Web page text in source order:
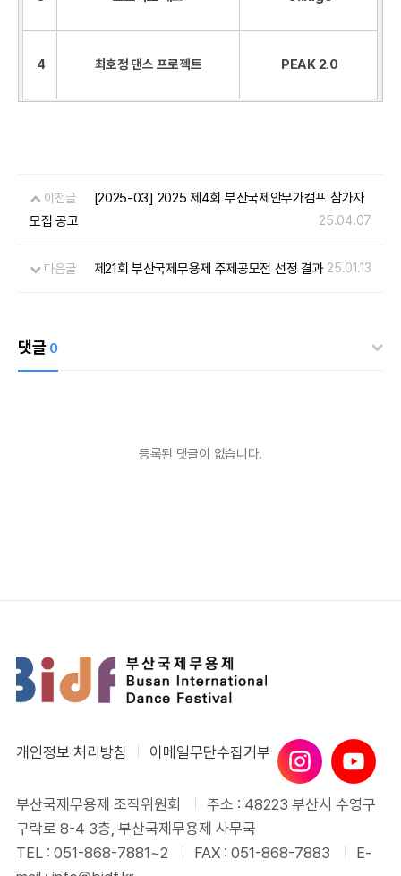
4 최호정 댄스 프로젝트 PEAK 2.0
이전글
[2025-03] 2025 제4회 부산국제안무가캠프 참가자
모집 공고
25.04.07
다음글 제21회 부산국제무용제 주제공모전 선정 결과 25.01.13
댓글 0
등록된 댓글이 없습니다.
개인정보 처리방침 이메일무단수집거부
부산국제무용제 조직위원회
주소 : 48223 부산시 수영구
구락로 8-4 3층, 부산국제무용제 사무국
TEL : 051-868-7881~2
FAX : 051-868-7883
E-